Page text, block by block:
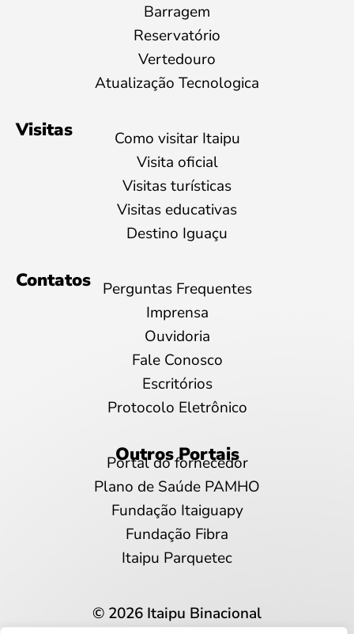
Barragem
Reservatório
Vertedouro
Atualização Tecnologica
Visitas
Como visitar Itaipu
Visita oficial
Visitas turísticas
Visitas educativas
Destino Iguaçu
Contatos
Perguntas Frequentes
Imprensa
Ouvidoria
Fale Conosco
Escritórios
Protocolo Eletrônico
Outros Portais
Portal do fornecedor
Plano de Saúde PAMHO
Fundação Itaiguapy
Fundação Fibra
Itaipu Parquetec
© 2026 Itaipu Binacional